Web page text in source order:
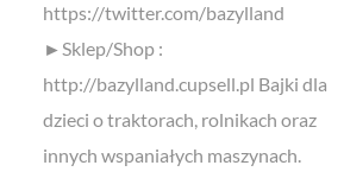
https://twitter.com/bazylland
►Sklep/Shop :
http://bazylland.cupsell.pl Bajki dla
dzieci o traktorach, rolnikach oraz
innych wspaniałych maszynach.